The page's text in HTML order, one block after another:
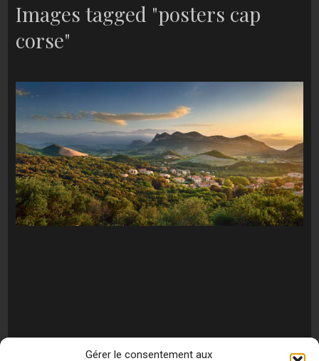
Gérer le consentement aux
Images tagged "posters cap
corse"